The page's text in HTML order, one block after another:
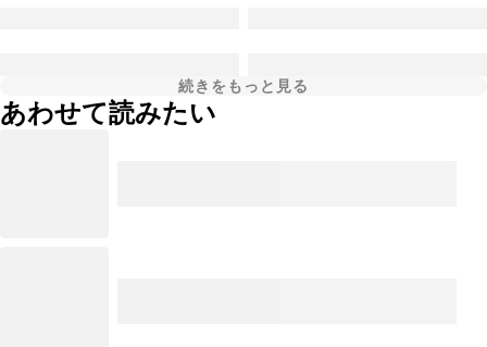
続きをもっと見る
あわせて読みたい